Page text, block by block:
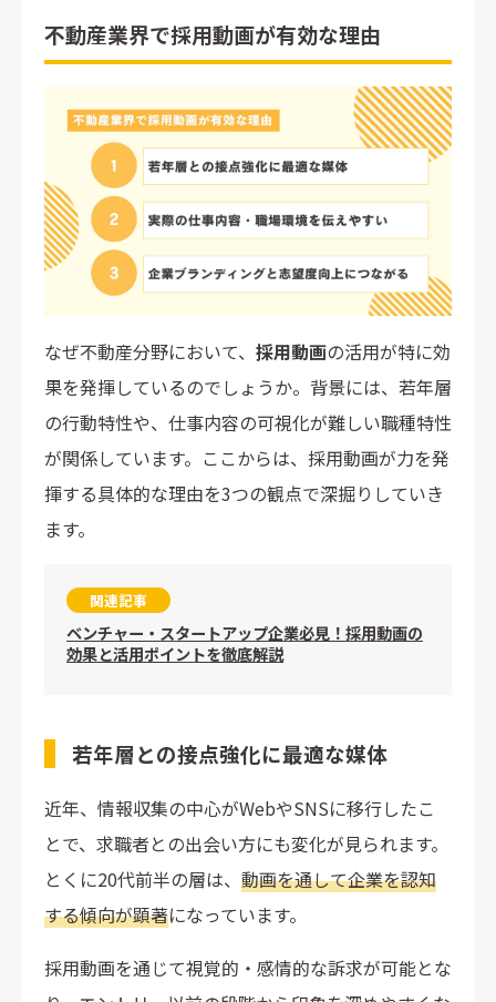
不動産業界で採用動画が有効な理由
なぜ不動産分野において、 採用動画の活用が特に効
果を発揮しているのでしょうか。背景には、若年層
の行動特性や、仕事内容の可視化が難しい職種特性
が関係しています。ここからは、採用動画が力を発
揮する具体的な理由を3つの観点で深掘りしていき
ます。
関連記事
ベンチャー・スタートアップ企業必見！採用動画の
効果と活用ポイントを徹底解説
若年層との接点強化に最適な媒体
近年、情報収集の中心がWebやSNSに移行したこ
とで、求職者との出会い方にも変化が見られます。
とくに20代前半の層は、 動画を通して企業を認知
する傾向が顕著になっています。
採用動画を通じて視覚的・感情的な訴求が可能とな